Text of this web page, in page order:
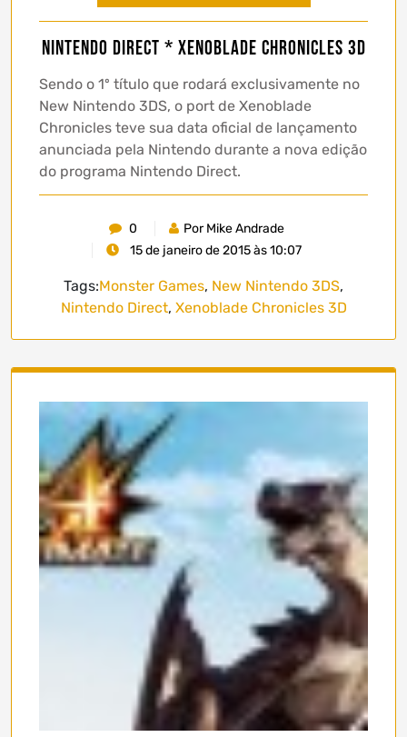
Nintendo Direct * Xenoblade Chronicles 3D
Sendo o 1º título que rodará exclusivamente no
New Nintendo 3DS, o port de Xenoblade
Chronicles teve sua data oficial de lançamento
anunciada pela Nintendo durante a nova edição
do programa Nintendo Direct.
0
Por Mike Andrade
15 de janeiro de 2015 às 10:07
Tags:Monster Games, New Nintendo 3DS,
Nintendo Direct, Xenoblade Chronicles 3D